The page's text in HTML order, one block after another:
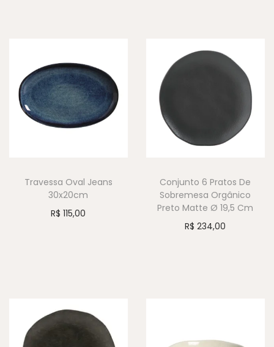
Travessa Oval Jeans
30x20cm
R$ 115,00
Conjunto 6 Pratos De
Sobremesa Orgânico
Preto Matte Ø 19,5 Cm
R$ 234,00